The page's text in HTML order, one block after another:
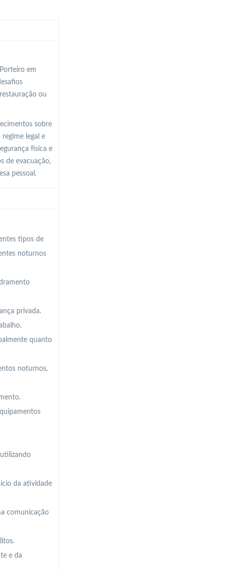
em
ou
sobre
legal e
física e
de evacuação,
pessoal.
tipos de
noturnos
privada.
quanto
noturnos,
da atividade
comunicação
e da